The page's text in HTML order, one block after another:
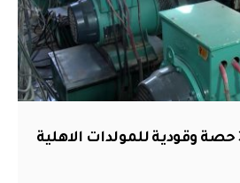
النفط: اطلاق 3750 حصة وقودية للمولدات الاهلية